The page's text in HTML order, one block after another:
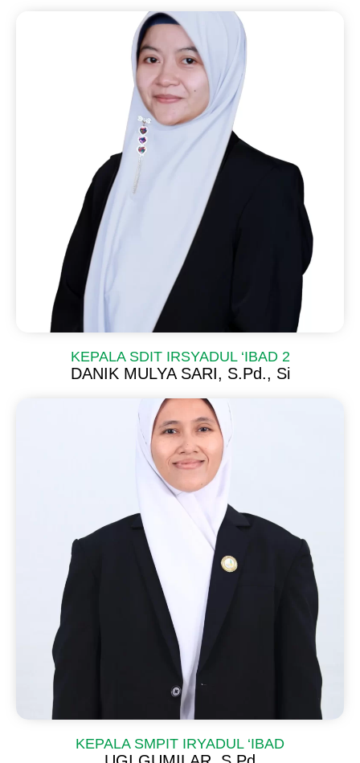
KEPALA SDIT IRSYADUL ‘IBAD 2
DANIK MULYA SARI, S.Pd., Si
KEPALA SMPIT IRYADUL ‘IBAD